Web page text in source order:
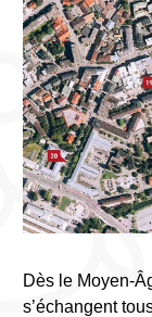
Dès le Moyen-
s’échangent